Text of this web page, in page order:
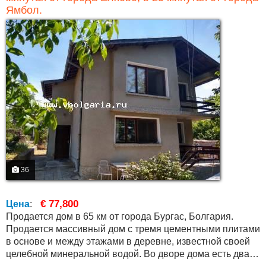
Ямбол.
36
Цена: € 77,800
Продается дом в 65 км от города Бургас, Болгария.
Продается массивный дом с тремя цементными плитами
в основе и между этажами в деревне, известной своей
целебной минеральной водой. Во дворе дома есть два